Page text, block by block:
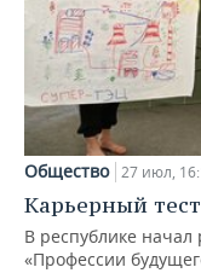
Общество 27 июл,
Карьерный
В республике
«Профессии